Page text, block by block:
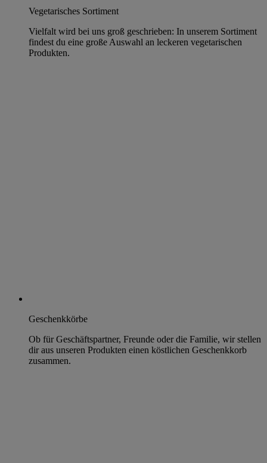
Vegetarisches Sortiment
Vielfalt wird bei uns groß geschrieben: In unserem Sortiment
findest du eine große Auswahl an leckeren vegetarischen
Produkten.
Geschenkkörbe
Ob für Geschäftspartner, Freunde oder die Familie, wir stellen
dir aus unseren Produkten einen köstlichen Geschenkkorb
zusammen.